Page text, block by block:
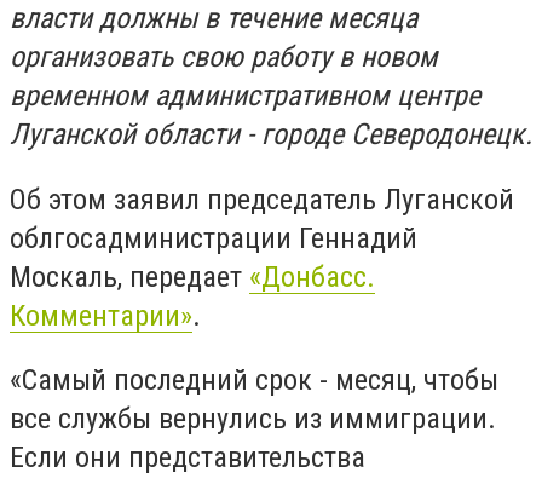
власти должны в течение месяца
организовать свою работу в новом
временном административном центре
Луганской области - городе Северодонецк.
Об этом заявил председатель Луганской
облгосадминистрации Геннадий
Москаль, передает «Донбасс.
Комментарии».
«Самый последний срок - месяц, чтобы
все службы вернулись из иммиграции.
Если они представительства